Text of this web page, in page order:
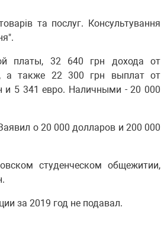
та послуг. Консультування
платы, 32 640 грн дохода от
а также 22 300 грн выплат от
и 5 341 евро. Наличными - 20 000
о 20 000 долларов и 200 000
студенческом общежитии,
за 2019 год не подавал.